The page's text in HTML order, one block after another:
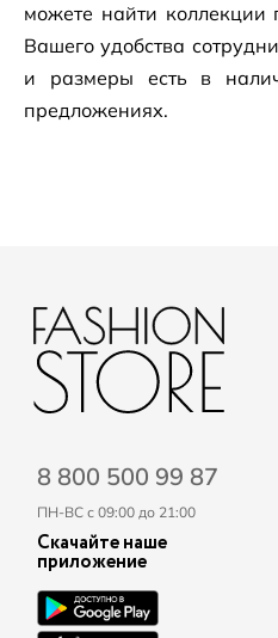
можете найти
Вашего удобства
и размеры есть в
предложениях.
8 800 500 99 87
ПН-ВС с 09:00 до 21:00
Скачайте наше
приложение